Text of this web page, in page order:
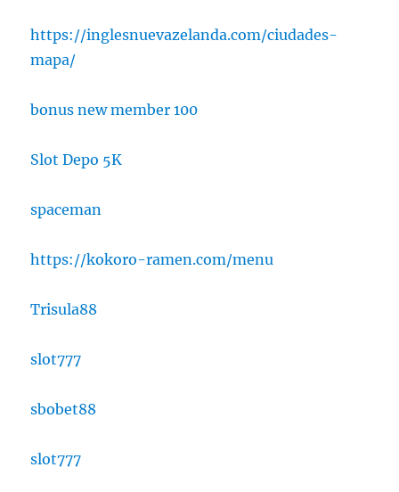
https://inglesnuevazelanda.com/ciudades-
mapa/
bonus new member 100
Slot Depo 5K
spaceman
https://kokoro-ramen.com/menu
Trisula88
slot777
sbobet88
slot777